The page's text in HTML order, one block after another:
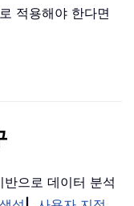
적용해야 한다면
반으로 데이터 분석